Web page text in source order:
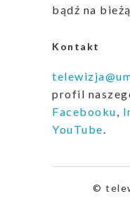
bądź na
Kontakt
profil
Facebooku,
YouTube.
©